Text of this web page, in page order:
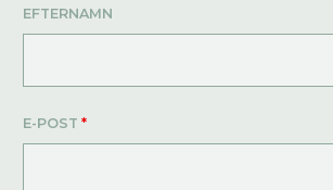
EFTERNAMN
E-POST *